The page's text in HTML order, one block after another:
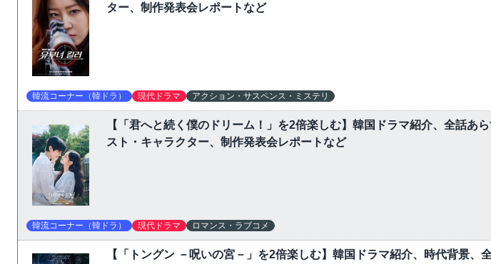
ター、制作発表会レポートなど
韓流コーナー（韓ドラ） 現代ドラマ アクション・サスペンス・ミステリ
【「君へと続く僕のドリーム！」を2倍楽しむ】韓国ドラマ紹介、全話あ
スト・キャラクター、制作発表会レポートなど
韓流コーナー（韓ドラ） 現代ドラマ ロマンス・ラブコメ
【「トングン －呪いの宮－」を2倍楽しむ】韓国ドラマ紹介、時代背景、